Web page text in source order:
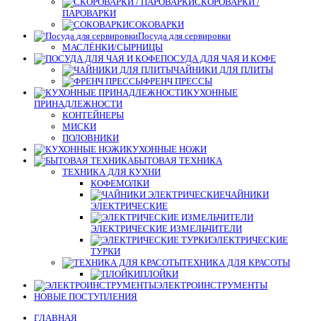
ПАРОВАРКИ
СОКОВАРКИ
Посуда для сервировки
МАСЛЁНКИ/СЫРНИЦЫ
ПОСУДА ДЛЯ ЧАЯ И КОФЕ
ЧАЙНИКИ ДЛЯ ПЛИТЫ
ФРЕНЧ ПРЕССЫ
КУХОННЫЕ
ПРИНАДЛЕЖНОСТИ
КОНТЕЙНЕРЫ
МИСКИ
ПОЛОВНИКИ
КУХОННЫЕ НОЖИ
БЫТОВАЯ ТЕХНИКА
ТЕХНИКА ДЛЯ КУХНИ
КОФЕМОЛКИ
ЧАЙНИКИ
ЭЛЕКТРИЧЕСКИЕ
ЭЛЕКТРИЧЕСКИЕ ИЗМЕЛЬЧИТЕЛИ
ЭЛЕКТРИЧЕСКИЕ
ТУРКИ
ТЕХНИКА ДЛЯ КРАСОТЫ
ПЛОЙКИ
ЭЛЕКТРОИНСТРУМЕНТЫ
НОВЫЕ ПОСТУПЛЕНИЯ
ГЛАВНАЯ